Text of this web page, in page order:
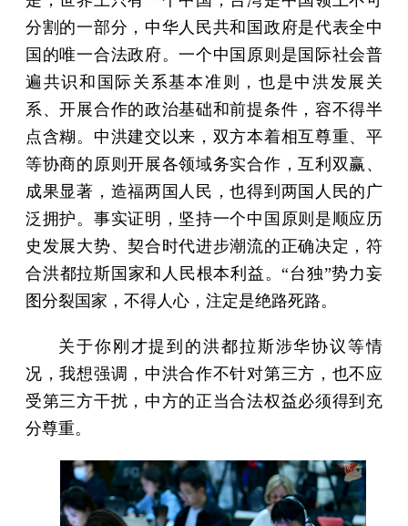
分割的一部分，中华人民共和国政府是代表全中
国的唯一合法政府。一个中国原则是国际社会普
遍共识和国际关系基本准则，也是中洪发展关
系、开展合作的政治基础和前提条件，容不得半
点含糊。中洪建交以来，双方本着相互尊重、平
等协商的原则开展各领域务实合作，互利双赢、
成果显著，造福两国人民，也得到两国人民的广
泛拥护。事实证明，坚持一个中国原则是顺应历
史发展大势、契合时代进步潮流的正确决定，符
合洪都拉斯国家和人民根本利益。“台独”势力妄
图分裂国家，不得人心，注定是绝路死路。
关于你刚才提到的洪都拉斯涉华协议等情
况，我想强调，中洪合作不针对第三方，也不应
受第三方干扰，中方的正当合法权益必须得到充
分尊重。